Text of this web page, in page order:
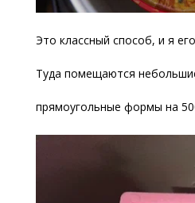
Это классный способ, и я
Туда помещаются
прямоугольные формы на